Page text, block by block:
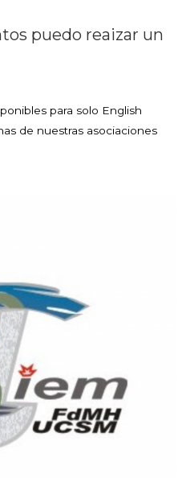
puedo reaizar un
para solo English
de nuestras asociaciones